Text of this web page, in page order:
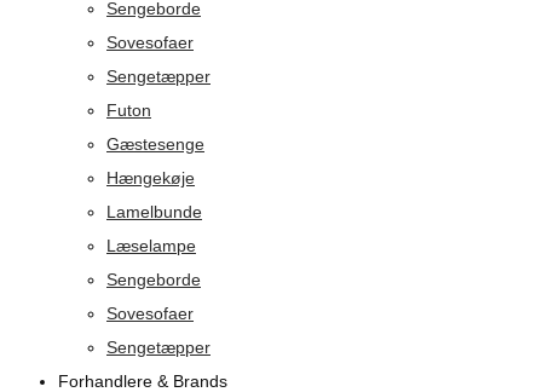
Sengeborde
Sovesofaer
Sengetæpper
Futon
Gæstesenge
Hængekøje
Lamelbunde
Læselampe
Sengeborde
Sovesofaer
Sengetæpper
Forhandlere & Brands